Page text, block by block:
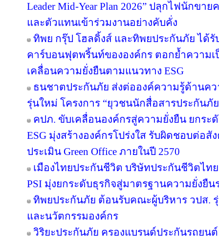
Leader Mid-Year Plan 2026” ปลุกไฟนักขา
และตัวแทนเข้าร่วมงานอย่างคับคั่ง
ทิพย กรุ๊ป โฮลดิ้งส์ และทิพยประกันภัย ได้รั
คาร์บอนฟุตพริ้นท์ขององค์กร ตอกย้ำความ
เคลื่อนความยั่งยืนตามแนวทาง ESG
ธนชาตประกันภัย ส่งต่อองค์ความรู้ด้านค
รุ่นใหม่ โครงการ “ยุวชนนักสื่อสารประกันภั
คปภ. ขับเคลื่อนองค์กรสู่ความยั่งยืน ยกระ
ESG มุ่งสร้างองค์กรโปร่งใส รับผิดชอบต่อ
ประเมิน Green Office ภายในปี 2570
เมืองไทยประกันชีวิต บริษัทประกันชีวิตไท
PSI มุ่งยกระดับธุรกิจสู่มาตรฐานความยั่งยืน
ทิพยประกันภัย ต้อนรับคณะผู้บริหาร วปส.
และนวัตกรรมองค์กร
วิริยะประกันภัย ครองแบรนด์ประกันรถยน